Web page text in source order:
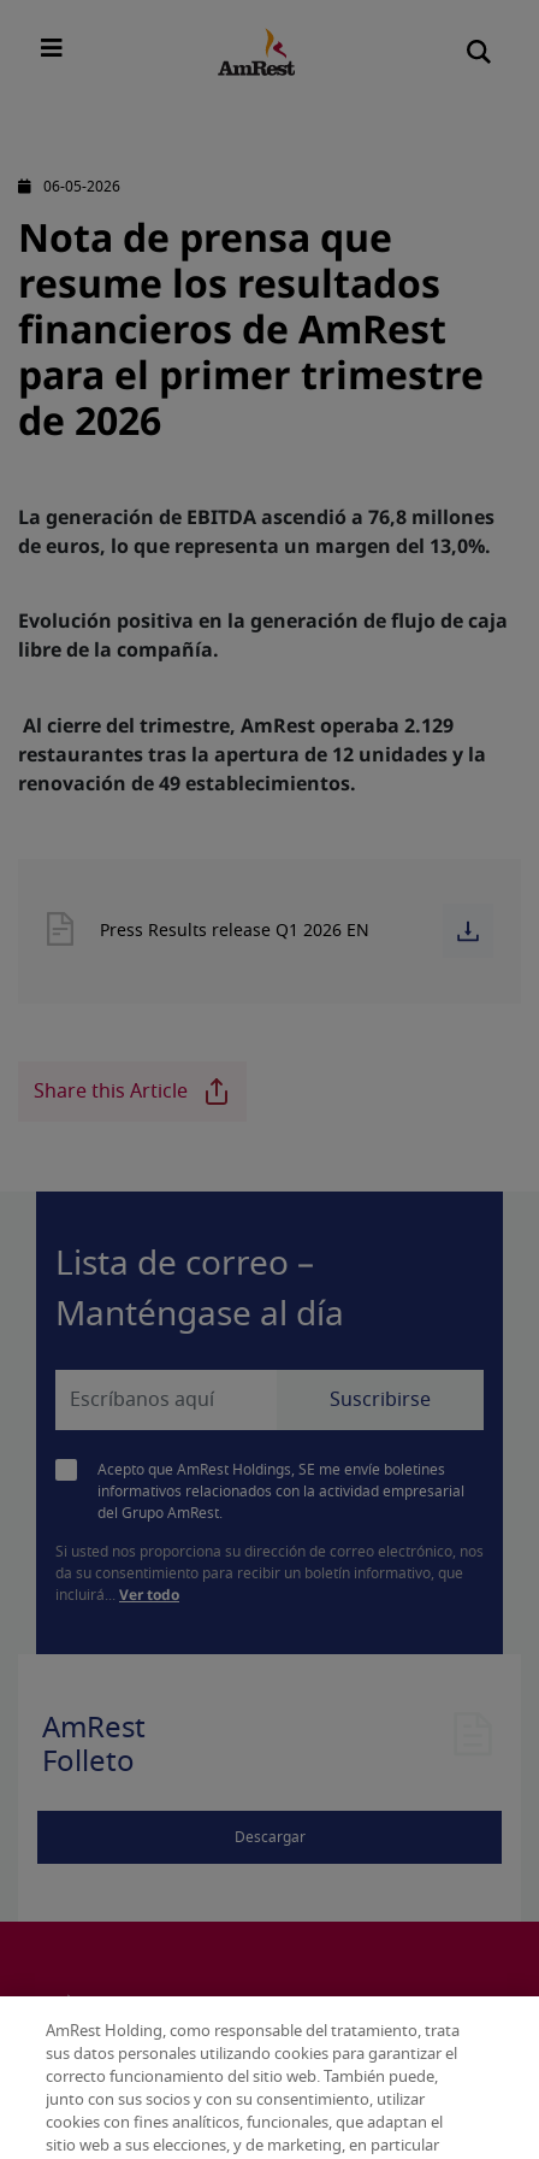
06-05-2026
Nota de prensa que
resume los resultados
financieros de AmRest
para el primer trimestre
de 2026
La generación de EBITDA ascendió a 76,8 millones
de euros, lo que representa un margen del 13,0%.
Evolución positiva en la generación de flujo de caja
libre de la compañía.
Al cierre del trimestre, AmRest operaba 2.129
restaurantes tras la apertura de 12 unidades y la
renovación de 49 establecimientos.
Press Results release Q1 2026 EN
Share this Article
Lista de correo –
Manténgase al día
Acepto que AmRest Holdings, SE me envíe boletines
informativos relacionados con la actividad empresarial
del Grupo AmRest.
Si usted nos proporciona su dirección de correo electrónico, nos
da su consentimiento para recibir un boletín informativo, que
incluirá... Ver todo
AmRest
Folleto
Descargar
AmRest Holding, como responsable del tratamiento, trata
sus datos personales utilizando cookies para garantizar el
correcto funcionamiento del sitio web. También puede,
junto con sus socios y con su consentimiento, utilizar
cookies con fines analíticos, funcionales, que adaptan el
sitio web a sus elecciones, y de marketing, en particular